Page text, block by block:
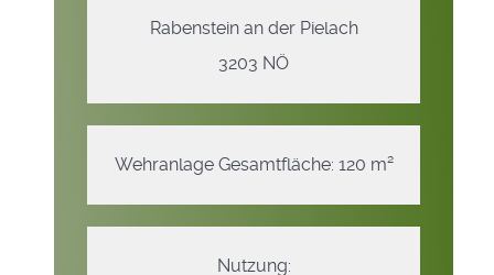
Rabenstein an der Pielach
3203 NÖ
Wehranlage Gesamtfläche: 120 m²
Nutzung: